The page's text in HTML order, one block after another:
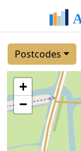
Postcodes
+
−